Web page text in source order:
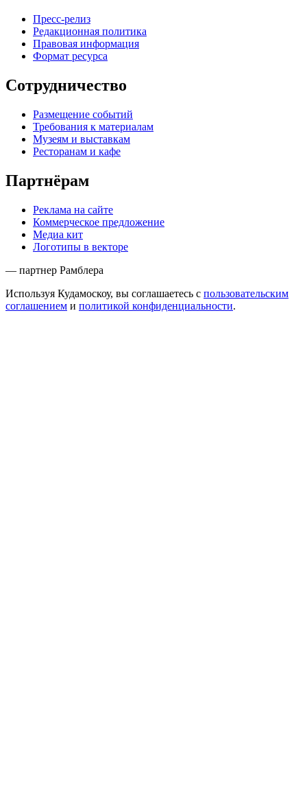
Пресс-релиз
Редакционная политика
Правовая информация
Формат ресурса
Сотрудничество
Размещение событий
Требования к материалам
Музеям и выставкам
Ресторанам и кафе
Партнёрам
Реклама на сайте
Коммерческое предложение
Медиа кит
Логотипы в векторе
— партнер Рамблера
Используя Кудамоскоу, вы соглашаетесь с пользовательским
соглашением и политикой конфиденциальности.